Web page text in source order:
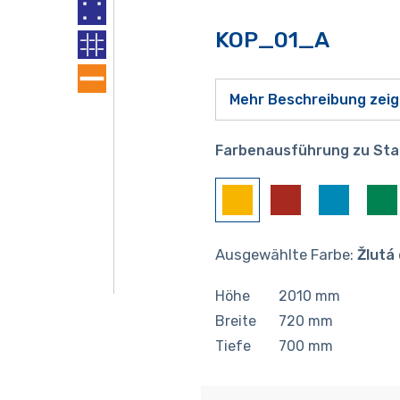
KOP_01_A
Mehr Beschreibung
Farbenausführung zu
Ausgewählte Farbe: Žlutá
Höhe 2010 mm
Breite
720 mm
Tiefe
700 mm